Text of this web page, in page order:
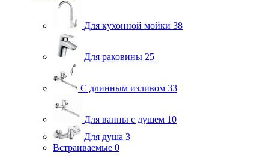
Для кухонной мойки 38
Для раковины 25
С длинным изливом 33
Для ванны с душем 10
Для душа 3
Встраиваемые 0